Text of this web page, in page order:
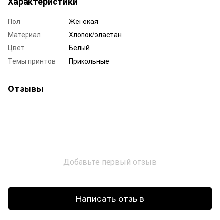
Пол
Женская
Материал
Хлопок/эластан
Цвет
Белый
Темы принтов
Прикольные
Отзывы
Добавьте первый отзыв
Написать отзыв